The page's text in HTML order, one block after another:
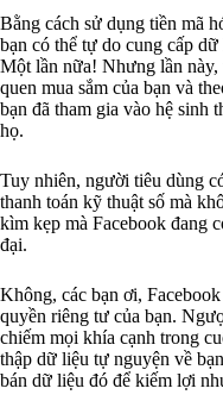
Bằng cách sử dụng tiền mã
bạn có thể tự do cung cấp
Một lần nữa! Nhưng lần
quen mua sắm của bạn và
bạn đã tham gia vào hệ sinh
họ.
Tuy nhiên, người tiêu dùng
thanh toán kỹ thuật số mà
kìm kẹp mà Facebook đang
đại.
Không, các bạn ơi,
quyền riêng tư của bạn.
chiếm mọi khía cạnh trong
thập dữ liệu tự nguyện về
bán dữ liệu đó để kiếm lợi